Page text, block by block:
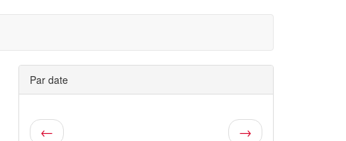
Par date
← →